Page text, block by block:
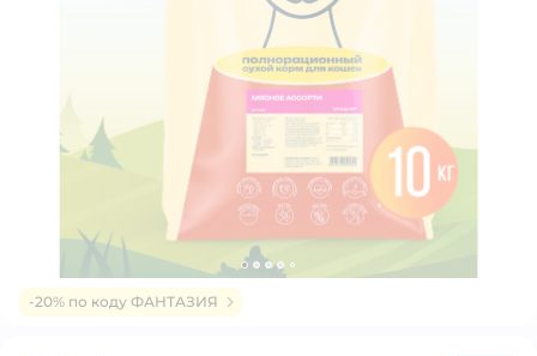
-20% по коду ФАНТАЗИЯ